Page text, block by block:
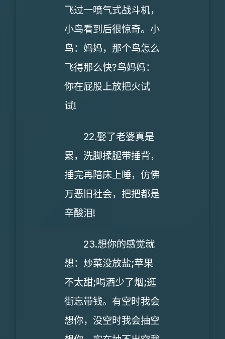
飞过一喷气式战斗机，
小鸟看到后很惊奇。小
鸟：妈妈，那个鸟怎么
飞得那么快?鸟妈妈：
你在屁股上放把火试
试!
22.娶了老婆真是
累，洗脚揉腿带捶背，
捶完再陪床上睡，仿佛
万恶旧社会，把把都是
辛酸泪!
23.想你的感觉就
想：炒菜没放盐;苹果
不太甜;喝酒少了烟;逛
街忘带钱。有空时我会
想你，没空时我会抽空